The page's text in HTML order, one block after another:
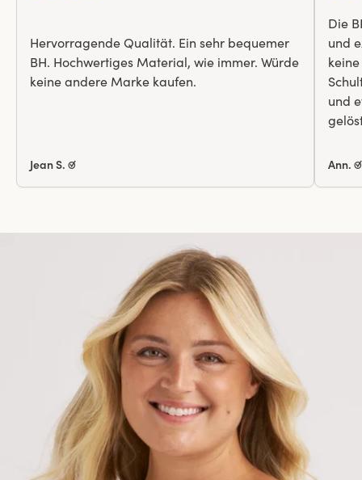
Hervorragende Qualität. Ein sehr bequemer
BH. Hochwertiges Material, wie immer. Würde
keine andere Marke kaufen.
Jean S. ☑
Die
und
und
Ann. ☑